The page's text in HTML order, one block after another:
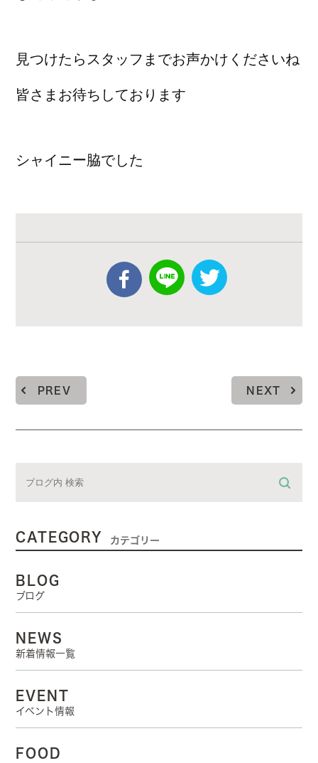
見つけたらスタッフまでお声かけくださいね
皆さまお待ちしております
シャイニー脇でした
PREV NEXT
CATEGORY カテゴリー
BLOG
ブログ
NEWS
新着情報一覧
EVENT
イベント情報
FOOD